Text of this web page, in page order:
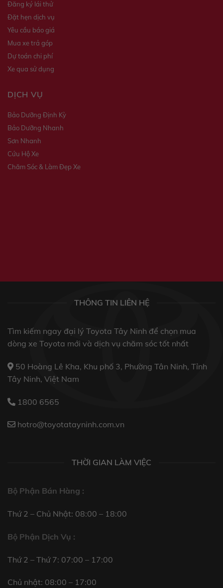
Đăng ký lái thử
Đặt hẹn dịch vụ
Yêu cầu báo giá
Mua xe trả góp
Dự toán chi phí
Xe qua sử dụng
DỊCH VỤ
Bảo Dưỡng Định Kỳ
Bảo Dưỡng Nhanh
Sơn Nhanh
Cứu Hộ Xe
Chăm Sóc & Làm Đẹp Xe
THÔNG TIN LIÊN HỆ
Tìm kiếm ngay đại lý Toyota Tây Ninh để chọn mua
dòng xe Toyota mới và dịch vụ chăm sóc tốt nhất
50 Hoàng Lê Kha, Khu phố 3, Phường Tân Ninh, Tỉnh
Tây Ninh, Việt Nam
1800 6565
hotro@toyotatayninh.com.vn
THỜI GIAN LÀM VIỆC
Bộ Phận Bán Hàng :
Thứ 2 – Chủ Nhật: 08:00 – 18:00
Bộ Phận Dịch Vụ :
Thứ 2 – Thứ 7: 07:00 – 17:00
Chủ nhật: 08:00 – 17:00